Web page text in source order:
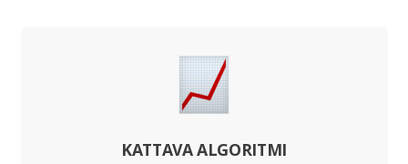
KATTAVA ALGORITMI